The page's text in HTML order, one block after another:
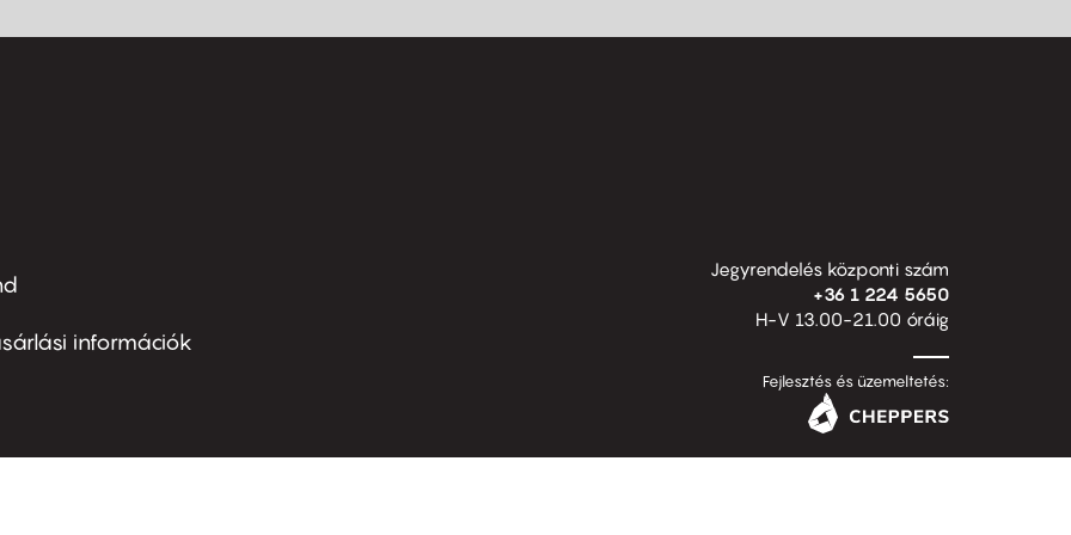
információk
Jegyrendelés központi szám
+36 1 224 5650
H-V 13.00-21.00 óráig
Fejlesztés és üzemeltetés: